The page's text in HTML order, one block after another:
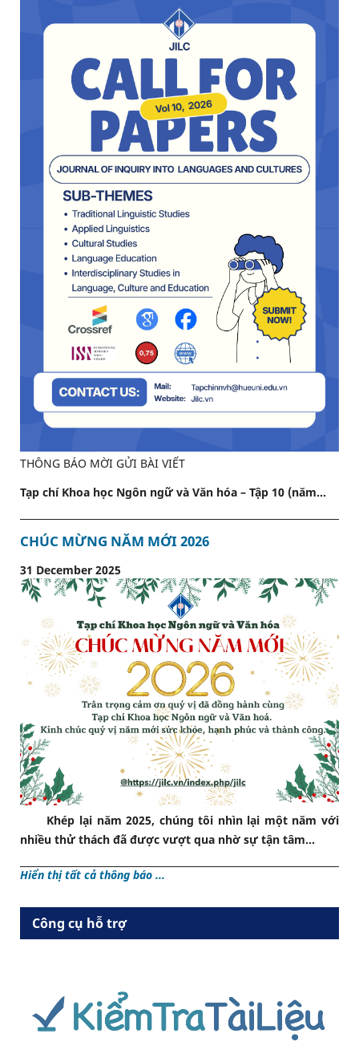
THÔNG BÁO MỜI GỬI BÀI VIẾT
Tạp chí Khoa học Ngôn ngữ và Văn hóa – Tập 10 (năm...
CHÚC MỪNG NĂM MỚI 2026
31 December 2025
Khép lại năm 2025, chúng tôi nhìn lại một năm với
nhiều thử thách đã được vượt qua nhờ sự tận tâm...
Hiển thị tất cả thông báo ...
Công cụ hỗ trợ